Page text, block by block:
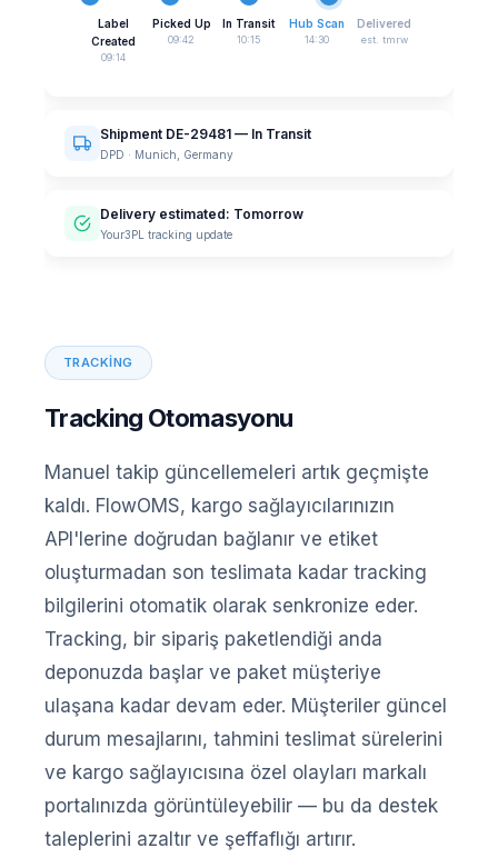
TRACKING
Tracking Otomasyonu
Manuel takip güncellemeleri artık geçmişte
kaldı. FlowOMS, kargo sağlayıcılarınızın
API'lerine doğrudan bağlanır ve etiket
oluşturmadan son teslimata kadar tracking
bilgilerini otomatik olarak senkronize eder.
Tracking, bir sipariş paketlendiği anda
deponuzda başlar ve paket müşteriye
ulaşana kadar devam eder. Müşteriler güncel
durum mesajlarını, tahmini teslimat sürelerini
ve kargo sağlayıcısına özel olayları markalı
portalınızda görüntüleyebilir — bu da destek
taleplerini azaltır ve şeffaflığı artırır.
Label
Created
09:14
Picked Up
09:42
In Transit
10:15
Hub Scan
14:30
Delivered
est. tmrw
Shipment DE-29481 — In Transit
DPD · Munich, Germany
Delivery estimated: Tomorrow
Your3PL tracking update